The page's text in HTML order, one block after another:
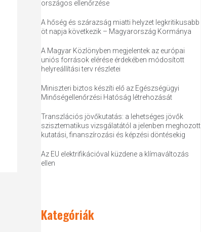
országos ellenőrzése
A hőség és szárazság miatti helyzet legkritikusabb
öt napja következik – Magyarország Kormánya
A Magyar Közlönyben megjelentek az európai
uniós források elérése érdekében módosított
helyreállítási terv részletei
Miniszteri biztos készíti elő az Egészségügyi
Minőségellenőrzési Hatóság létrehozását
Transzlációs jövőkutatás: a lehetséges jövők
szisztematikus vizsgálatától a jelenben meghozott
kutatási, finanszírozási és képzési döntésekig
Az EU elektrifikációval küzdene a klímaváltozás
ellen
Kategóriák